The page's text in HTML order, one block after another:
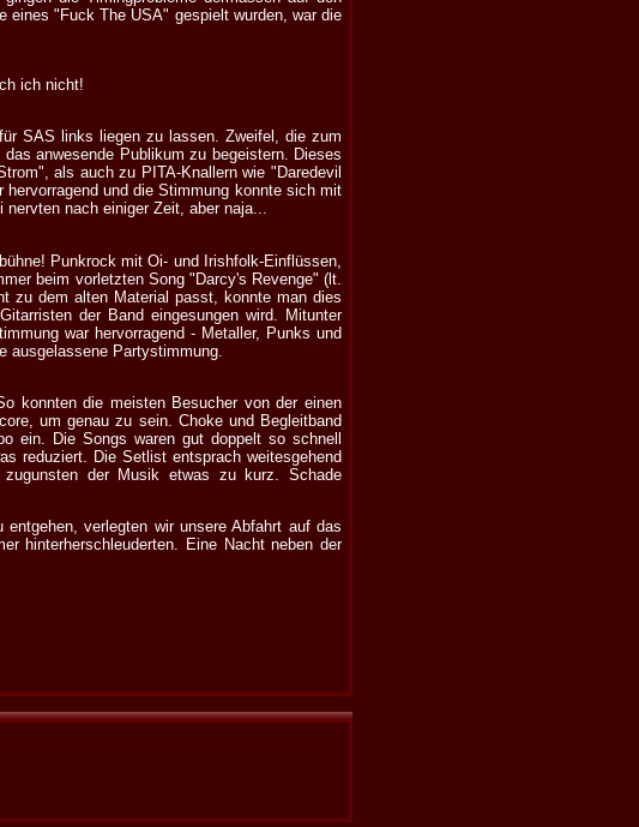
eines "Fuck The USA" gespielt wurden, war die
ich nicht!
SAS links liegen zu lassen. Zweifel, die zum
anwesende Publikum zu begeistern. Dieses
als auch zu PITA-Knallern wie "Daredevil
und die Stimmung konnte sich mit
nach einiger Zeit, aber naja...
Punkrock mit Oi- und Irishfolk-Einflüssen,
beim vorletzten Song "Darcy's Revenge" (lt.
zu dem alten Material passt, konnte man dies
der Band eingesungen wird. Mitunter
war hervorragend - Metaller, Punks und
ausgelassene Partystimmung.
konnten die meisten Besucher von der einen
um genau zu sein. Choke und Begleitband
ein. Die Songs waren gut doppelt so schnell
reduziert. Die Setlist entsprach weitesgehend
der Musik etwas zu kurz. Schade
verlegten wir unsere Abfahrt auf das
hinterherschleuderten. Eine Nacht neben der